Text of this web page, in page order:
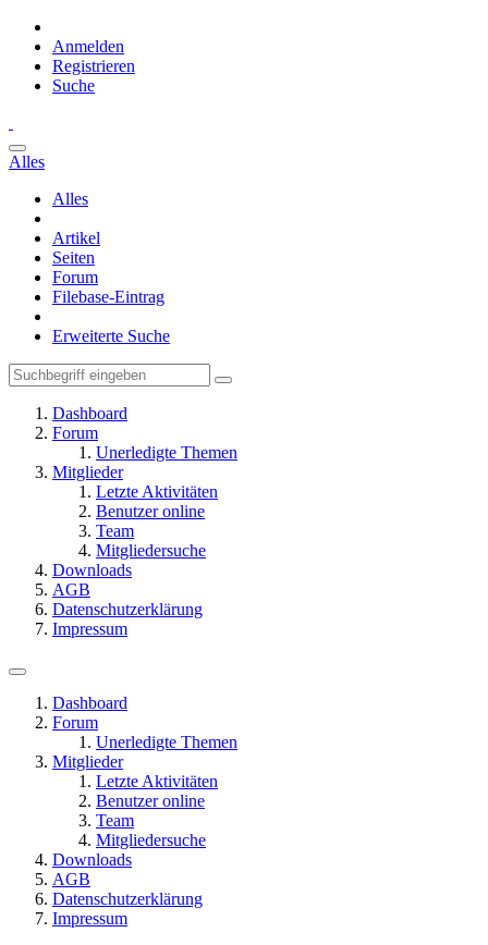
Anmelden
Registrieren
Suche
Alles
Alles
Artikel
Seiten
Forum
Filebase-Eintrag
Erweiterte Suche
Dashboard
Forum
Unerledigte Themen
Mitglieder
Letzte Aktivitäten
Benutzer online
Team
Mitgliedersuche
Downloads
AGB
Datenschutzerklärung
Impressum
Dashboard
Forum
Unerledigte Themen
Mitglieder
Letzte Aktivitäten
Benutzer online
Team
Mitgliedersuche
Downloads
AGB
Datenschutzerklärung
Impressum